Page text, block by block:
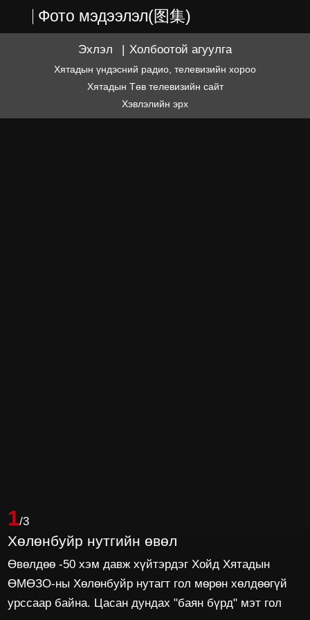
Фото мэдээлэл(图集)
1/3
Хөлөнбуйр нутгийн өвөл
Өвөлдөө -50 хэм давж хүйтэрдэг Хойд Хятадын
ӨМӨЗО-ны Хөлөнбуйр нутагт гол мөрөн хөлдөөгүй
урссаар байна. Цасан дундах "баян бүрд" мэт гол
Эхлэл Холбоотой агуулга
Хятадын үндэсний радио, телевизийн хороо
Хятадын Төв телевизийн сайт
Хэвлэлийн эрх